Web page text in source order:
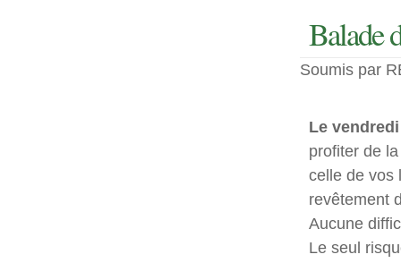
Balade
Soumis par
Le
profiter de
celle de vos
revêtement
Aucune
Le seul